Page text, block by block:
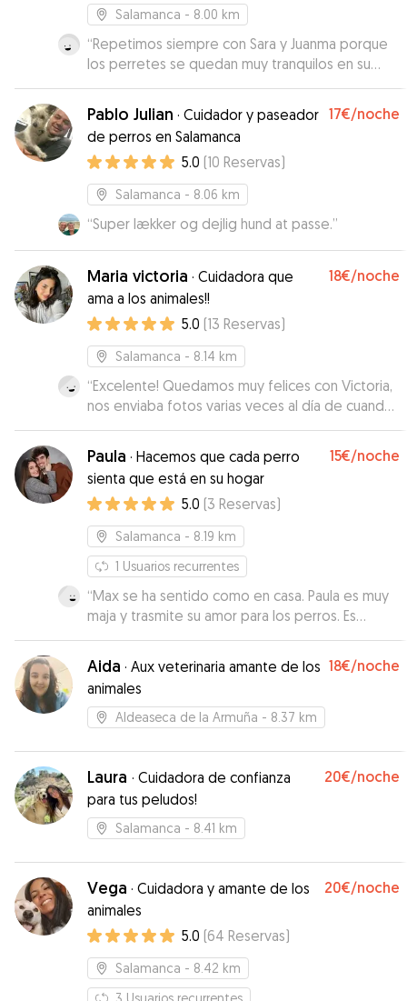
Salamanca - 8.00 km
“Repetimos siempre con Sara y Juanma porque
los perretes se quedan muy tranquilos en su
casa, óptima atención y comunicación.”
Pablo Julian · Cuidador y paseador
de perros en Salamanca
17€/noche
5.0 (10 Reservas)
Salamanca - 8.06 km
“Super lækker og dejlig hund at passe.”
Maria victoria · Cuidadora que
ama a los animales!!
18€/noche
5.0 (13 Reservas)
Salamanca - 8.14 km
“Excelente! Quedamos muy felices con Victoria,
nos enviaba fotos varias veces al día de cuando
sacaba a Wanda a dar sus paseos. Volveremos a
confiar en ella la próxima vez que lo
necesitemos.”
Paula · Hacemos que cada perro
sienta que está en su hogar
15€/noche
5.0 (3 Reservas)
Salamanca - 8.19 km
1 Usuarios recurrentes
“Max se ha sentido como en casa. Paula es muy
maja y trasmite su amor para los perros. Es
nuestra cuidadora de confianza cuando pasamos
por Salamanca. Gracias
Aida · Aux veterinaria amante de los
animales
18€/noche
Aldeaseca de la Armuña - 8.37 km
Laura · Cuidadora de confianza
para tus peludos!
20€/noche
Salamanca - 8.41 km
Vega · Cuidadora y amante de los
animales
20€/noche
5.0 (64 Reservas)
Salamanca - 8.42 km
3 Usuarios recurrentes